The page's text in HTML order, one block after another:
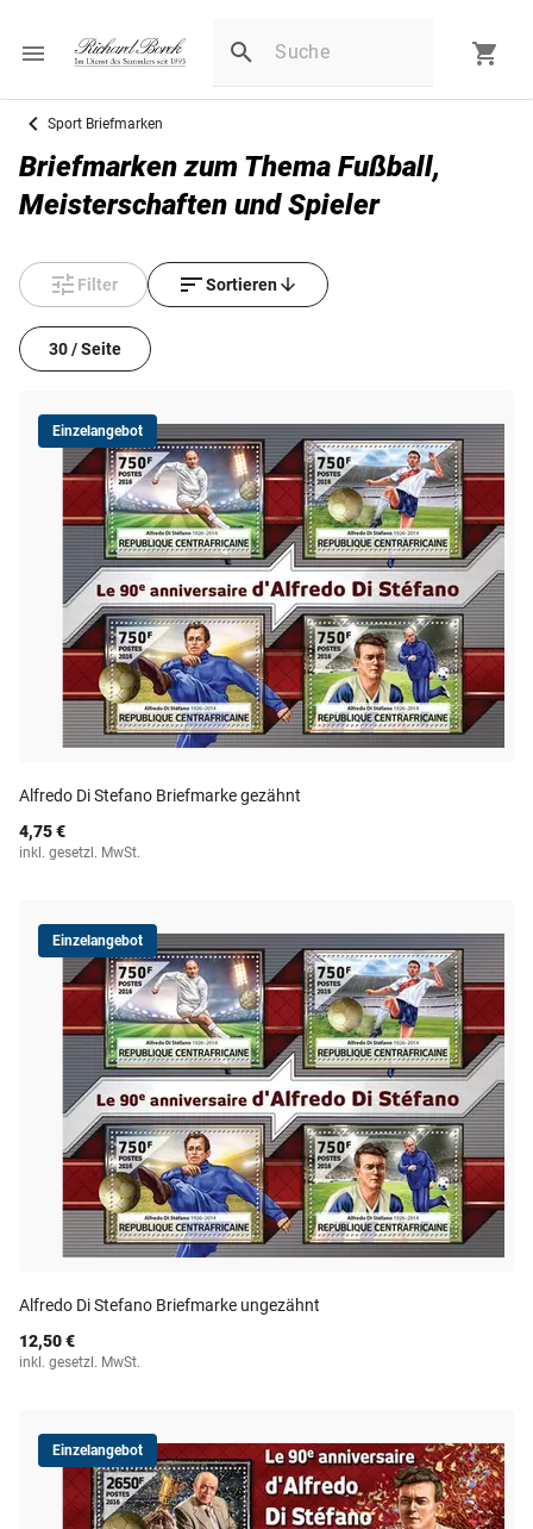
Sport Briefmarken
Briefmarken zum Thema Fußball,
Meisterschaften und Spieler
Filter Sortieren
30 / Seite
Einzelangebot
Alfredo Di Stefano Briefmarke gezähnt
4,75 €
inkl. gesetzl. MwSt.
Einzelangebot
Alfredo Di Stefano Briefmarke ungezähnt
12,50 €
inkl. gesetzl. MwSt.
Einzelangebot